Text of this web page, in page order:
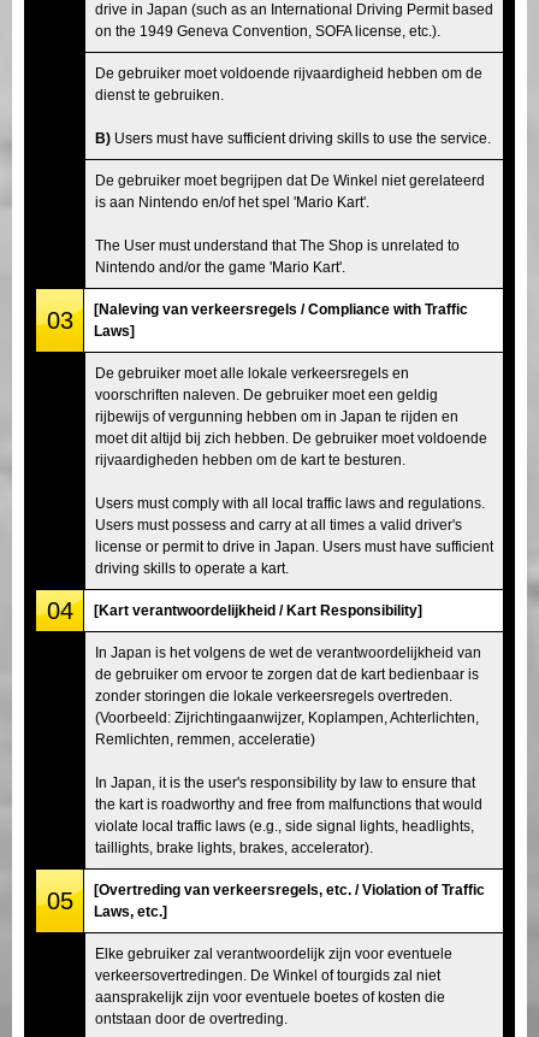
drive in Japan (such as an International Driving Permit based
on the 1949 Geneva Convention, SOFA license, etc.).
De gebruiker moet voldoende rijvaardigheid hebben om de
dienst te gebruiken.
B) Users must have sufficient driving skills to use the service.
De gebruiker moet begrijpen dat De Winkel niet gerelateerd
is aan Nintendo en/of het spel 'Mario Kart'.
The User must understand that The Shop is unrelated to
Nintendo and/or the game 'Mario Kart'.
03
[Naleving van verkeersregels / Compliance with Traffic
Laws]
De gebruiker moet alle lokale verkeersregels en
voorschriften naleven. De gebruiker moet een geldig
rijbewijs of vergunning hebben om in Japan te rijden en
moet dit altijd bij zich hebben. De gebruiker moet voldoende
rijvaardigheden hebben om de kart te besturen.
Users must comply with all local traffic laws and regulations.
Users must possess and carry at all times a valid driver's
license or permit to drive in Japan. Users must have sufficient
driving skills to operate a kart.
04 [Kart verantwoordelijkheid / Kart Responsibility]
In Japan is het volgens de wet de verantwoordelijkheid van
de gebruiker om ervoor te zorgen dat de kart bedienbaar is
zonder storingen die lokale verkeersregels overtreden.
(Voorbeeld: Zijrichtingaanwijzer, Koplampen, Achterlichten,
Remlichten, remmen, acceleratie)
In Japan, it is the user's responsibility by law to ensure that
the kart is roadworthy and free from malfunctions that would
violate local traffic laws (e.g., side signal lights, headlights,
taillights, brake lights, brakes, accelerator).
05
[Overtreding van verkeersregels, etc. / Violation of Traffic
Laws, etc.]
Elke gebruiker zal verantwoordelijk zijn voor eventuele
verkeersovertredingen. De Winkel of tourgids zal niet
aansprakelijk zijn voor eventuele boetes of kosten die
ontstaan door de overtreding.